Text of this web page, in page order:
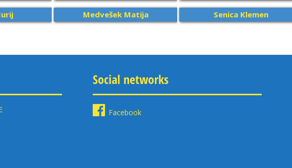
Medvešek Matija Senica Klemen
Social networks
Facebook